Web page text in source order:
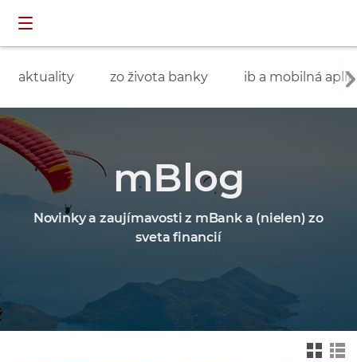
aktuality zo života banky ib a mobilná
mBlog
Novinky a zaujímavosti z mBank a (nielen) zo
sveta financií
widok drz
ewa
felkowy